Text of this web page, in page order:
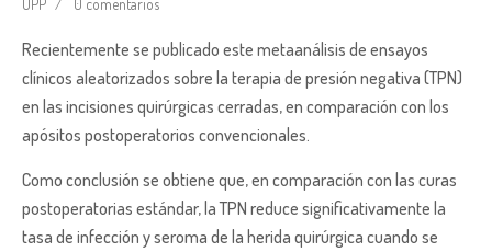
UPP
0 comentarios
Recientemente se publicado este metaanálisis de ensayos
clínicos aleatorizados sobre la terapia de presión negativa (TPN)
en las incisiones quirúrgicas cerradas, en comparación con los
apósitos postoperatorios convencionales.
Como conclusión se obtiene que, en comparación con las curas
postoperatorias estándar, la TPN reduce significativamente la
tasa de infección y seroma de la herida quirúrgica cuando se